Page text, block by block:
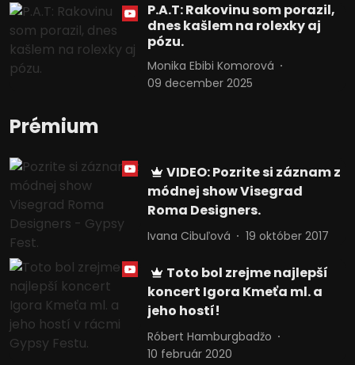
P.A.T: Rakovinu som porazil,
dnes kašlem na rolexky aj
pózu.
Monika Ebibi Komorová
09 december 2025
Prémium
VIDEO: Pozrite si záznam z
módnej show Visegrad
Roma Designers.
Ivana Cibuľová 19 október 2017
Toto bol zrejme najlepší
koncert Igora Kmeťa ml. a
jeho hostí!
Róbert Hamburgbadžo
10 február 2020